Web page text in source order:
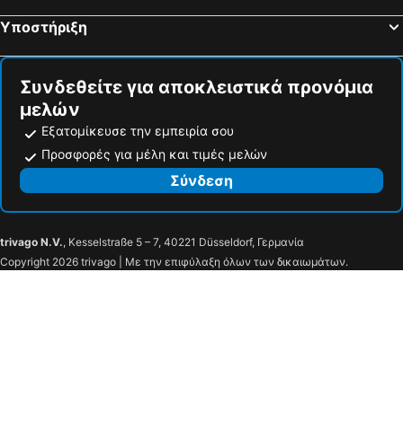
Eviamar
Elektra
Flisvos Rooms
Napoleon
By The Sea Agia Anna
Agnanti
Θάλασσα
Ερμής
The Lakehouse
Zoe Seaside
Aeon Retreat
Hotel Galaxy
Studios Veneti
Άδωνις
Υποστήριξη
Συνδεθείτε για αποκλειστικά προνόμια
μελών
Εξατομίκευσε την εμπειρία σου
Προσφορές για μέλη και τιμές μελών
Σύνδεση
trivago N.V., Kesselstraße 5 – 7, 40221 Düsseldorf, Γερμανία
Copyright 2026 trivago | Με την επιφύλαξη όλων των δικαιωμάτων.